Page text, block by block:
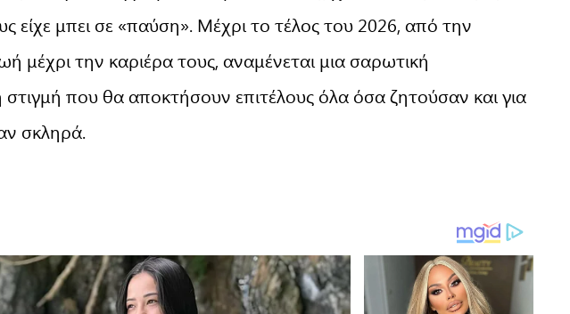
είχε μπει σε «παύση». Μέχρι το τέλος του 2026, από την
μέχρι την καριέρα τους, αναμένεται μια σαρωτική
στιγμή που θα αποκτήσουν επιτέλους όλα όσα ζητούσαν και για
σκληρά.